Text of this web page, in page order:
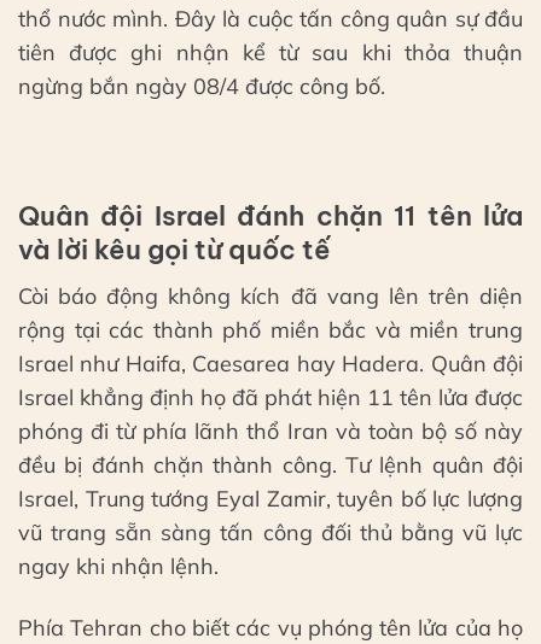
thổ nước mình. Đây là cuộc tấn công quân sự đầu
tiên được ghi nhận kể từ sau khi thỏa thuận
ngừng bắn ngày 08/4 được công bố.
Quân đội Israel đánh chặn 11 tên lửa
và lời kêu gọi từ quốc tế
Còi báo động không kích đã vang lên trên diện
rộng tại các thành phố miền bắc và miền trung
Israel như Haifa, Caesarea hay Hadera. Quân đội
Israel khẳng định họ đã phát hiện 11 tên lửa được
phóng đi từ phía lãnh thổ Iran và toàn bộ số này
đều bị đánh chặn thành công. Tư lệnh quân đội
Israel, Trung tướng Eyal Zamir, tuyên bố lực lượng
vũ trang sẵn sàng tấn công đối thủ bằng vũ lực
ngay khi nhận lệnh.
Phía Tehran cho biết các vụ phóng tên lửa của họ